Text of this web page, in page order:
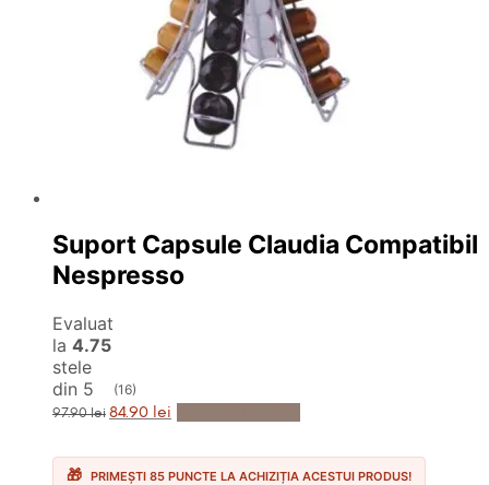
Suport Capsule Claudia Compatibil
Nespresso
Evaluat
la 4.75
stele
din 5
(16)
97.90lei Prețul
inițial
fost:
97.90 lei.
84.90 lei Prețul
curent
84.90 lei.
PRIMEȘTI 85 PUNCTE LA ACHIZIȚIA ACESTUI PRODUS!